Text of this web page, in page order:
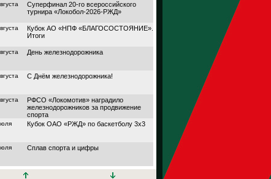
Суперфинал 20-го всероссийского
турнира «Локобол-2026-РЖД»
Кубок АО «НПФ «БЛАГОСОСТОЯНИЕ».
Итоги
День железнодорожника
С Днём железнодорожника!
РФСО «Локомотив» наградило
железнодорожников за продвижение
спорта
Кубок ОАО «РЖД» по баскетболу 3х3
Сплав спорта и цифры
Кубок АО «НПФ